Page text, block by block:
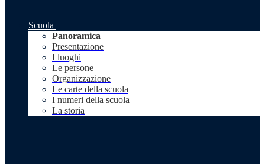
Scuola
Panoramica
Presentazione
I luoghi
Le persone
Organizzazione
Le carte della scuola
I numeri della scuola
La storia